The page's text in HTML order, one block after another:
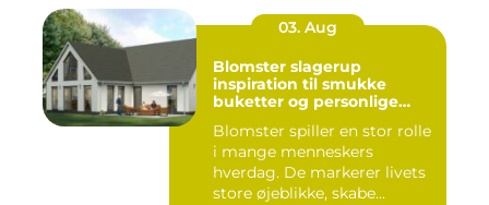
03. Aug
Blomster slagerup
inspiration til smukke
buketter og personlige
Blomster spiller en stor rolle
i mange menneskers
hverdag. De markerer livets
store øjeblikke, skabe...